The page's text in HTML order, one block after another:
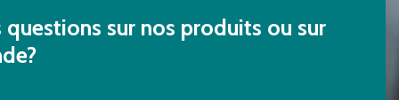
questions sur nos produits ou sur